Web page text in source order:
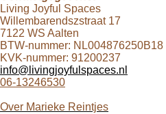
Living Joyful Spaces
Willembarendszstraat 17
7122 WS Aalten
BTW-nummer: NL004876250B18
KVK-nummer: 91200237
info@livingjoyfulspaces.nl
06-13246530
Over Marieke Reintjes